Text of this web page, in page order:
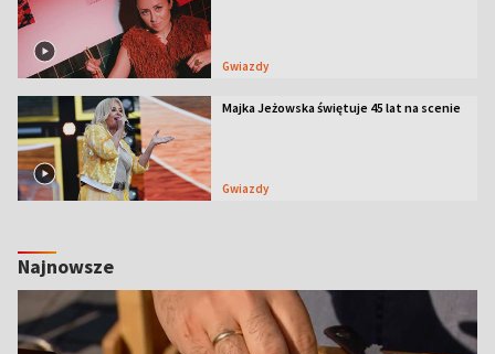
Gwiazdy
Majka Jeżowska świętuje 45 lat na scenie
Gwiazdy
Najnowsze